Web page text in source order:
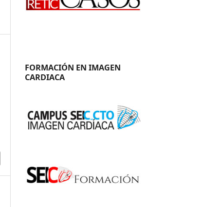
FORMACIÓN EN IMAGEN
CARDIACA